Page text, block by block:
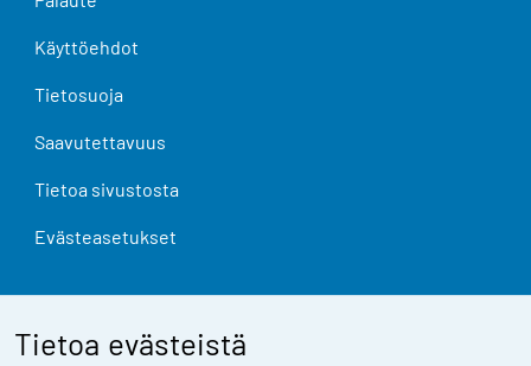
Tietoa evästeistä
Käyttöehdot
Tietosuoja
Saavutettavuus
Tietoa sivustosta
Evästeasetukset